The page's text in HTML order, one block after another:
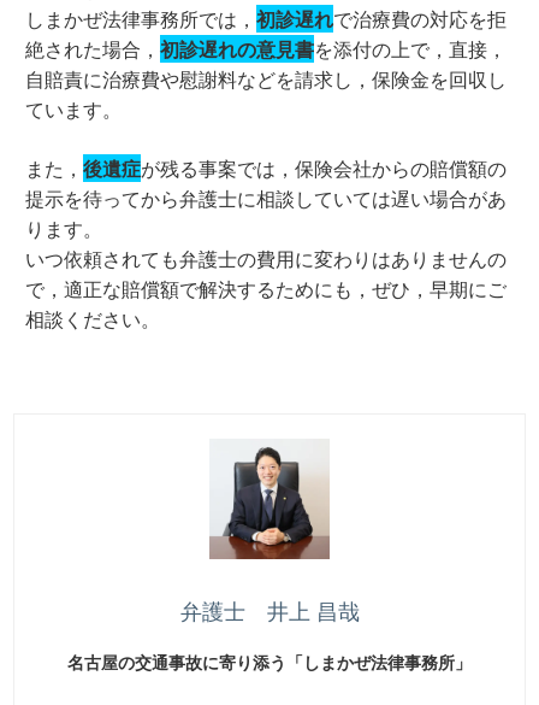
しまかぜ法律事務所では，初診遅れで治療費の対応を拒
絶された場合，初診遅れの意見書を添付の上で，直接，
自賠責に治療費や慰謝料などを請求し，保険金を回収し
ています。
また，後遺症が残る事案では，保険会社からの賠償額の
提示を待ってから弁護士に相談していては遅い場合があ
ります。
いつ依頼されても弁護士の費用に変わりはありませんの
で，適正な賠償額で解決するためにも，ぜひ，早期にご
相談ください。
弁護士 井上 昌哉
名古屋の交通事故に寄り添う「しまかぜ法律事務所」